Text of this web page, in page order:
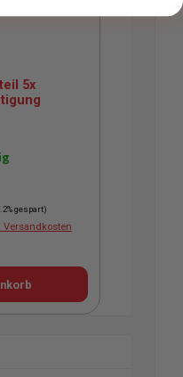
5x
gespart)
Versandkosten